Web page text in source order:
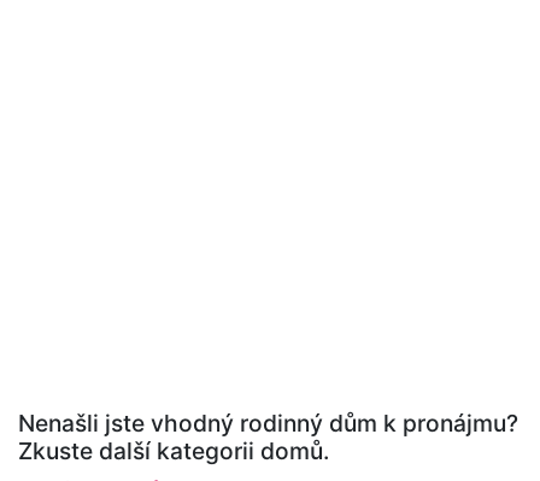
Nenašli jste vhodný rodinný dům k pronájmu?
Zkuste další kategorii domů.